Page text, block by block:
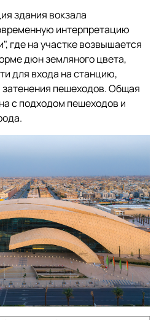
здания вокзала
интерпретацию
где на участке возвышается
дюн земляного цвета,
для входа на станцию,
затенения пешеходов. Общая
с подходом пешеходов и